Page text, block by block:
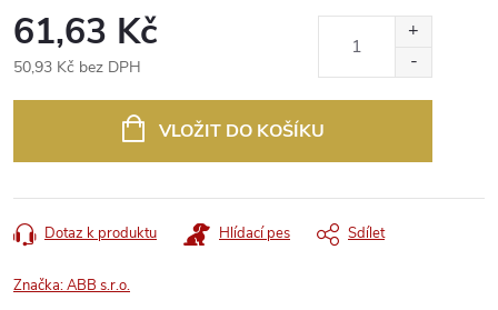
61,63 Kč
50,93 Kč bez DPH
VLOŽIT DO KOŠÍKU
Dotaz k produktu Hlídací pes Sdílet
Značka:ABB s.r.o.